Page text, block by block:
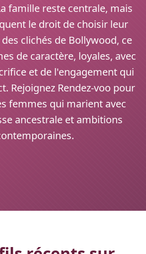
famille reste centrale, mais
le droit de choisir leur
clichés de Bollywood, ce
de caractère, loyales, avec
et de l'engagement qui
Rejoignez Rendez-voo pour
femmes qui marient avec
ancestrale et ambitions